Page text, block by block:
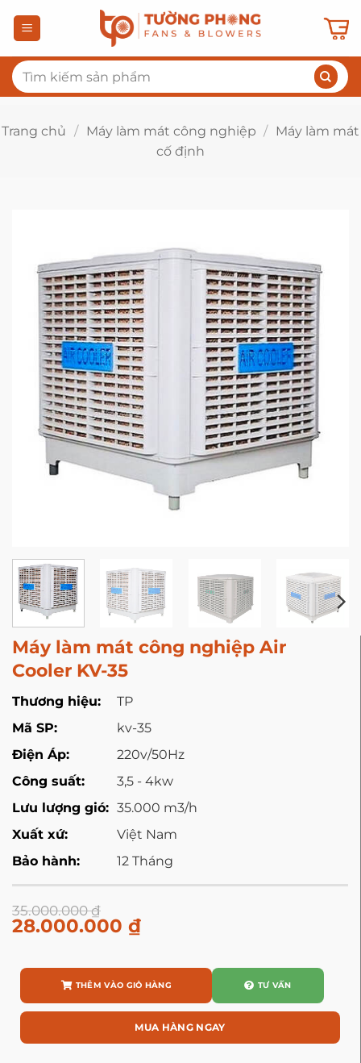
qua
dung
Tìm
kiếm:
Trang chủ / Máy làm mát công nghiệp / Máy làm mát
cố định
Máy làm mát công nghiệp Air
Cooler KV-35
Thương hiệu:
TP
Mã SP:
kv-35
Điện Áp:
220v/50Hz
Công suất:
3,5 - 4kw
Lưu lượng gió: 35.000 m3/h
Xuất xứ:
Việt Nam
Bảo hành:
12 Tháng
35.000.000₫
28.000.000 ₫
THÊM VÀO GIỎ HÀNG
MUA HÀNG NGAY
TƯ VẤN